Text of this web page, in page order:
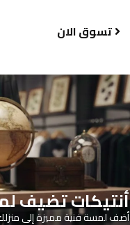
تسوق الان
أنتيكات تضيف
أضف لمسة فنية مميزة إلى منزلك